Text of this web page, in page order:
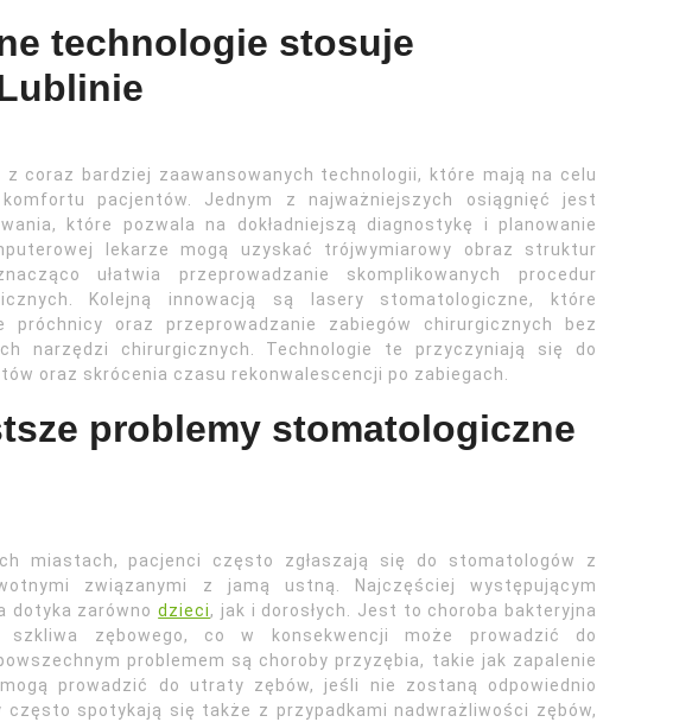
technologie stosuje
coraz bardziej zaawansowanych technologii, które mają na celu
pacjentów. Jednym z najważniejszych osiągnięć jest
które pozwala na dokładniejszą diagnostykę i planowanie
lekarze mogą uzyskać trójwymiarowy obraz struktur
ułatwia przeprowadzanie skomplikowanych procedur
Kolejną innowacją są lasery stomatologiczne, które
próchnicy oraz przeprowadzanie zabiegów chirurgicznych bez
narzędzi chirurgicznych. Technologie te przyczyniają się do
oraz skrócenia czasu rekonwalescencji po zabiegach.
problemy stomatologiczne
miastach, pacjenci często zgłaszają się do stomatologów z
związanymi z jamą ustną. Najczęściej występującym
dotyka zarównodzieci, jak i dorosłych. Jest to choroba bakteryjna
szkliwa zębowego, co w konsekwencji może prowadzić do
problemem są choroby przyzębia, takie jak zapalenie
prowadzić do utraty zębów, jeśli nie zostaną odpowiednio
często spotykają się także z przypadkami nadwrażliwości zębów,